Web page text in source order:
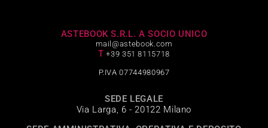
ASTEBOOK S.R.L. A SOCIO UNICO
mail@astebook.com
T +39 351 8115718
P.IVA 07744980967
SEDE LEGALE
Via Larga, 6 - 20122 Milano